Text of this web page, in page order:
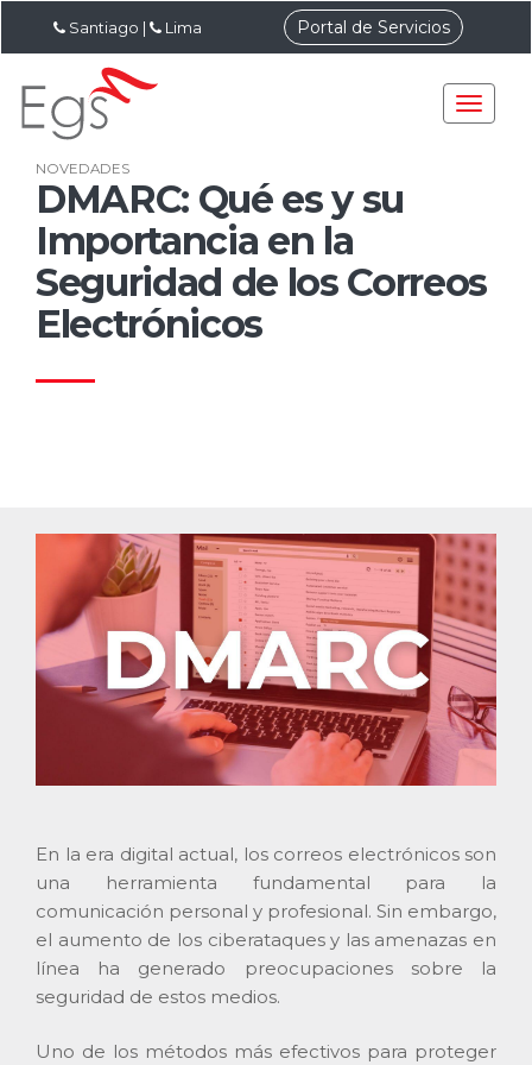
Santiago Lima Portal de Servicios
NOVEDADES
DMARC: Qué es y su
Importancia en la
Seguridad de los Correos
Electrónicos
En la era digital actual, los correos electrónicos son
una herramienta fundamental para la
comunicación personal y profesional. Sin embargo,
el aumento de los ciberataques y las amenazas en
línea ha generado preocupaciones sobre la
seguridad de estos medios.
Uno de los métodos más efectivos para proteger